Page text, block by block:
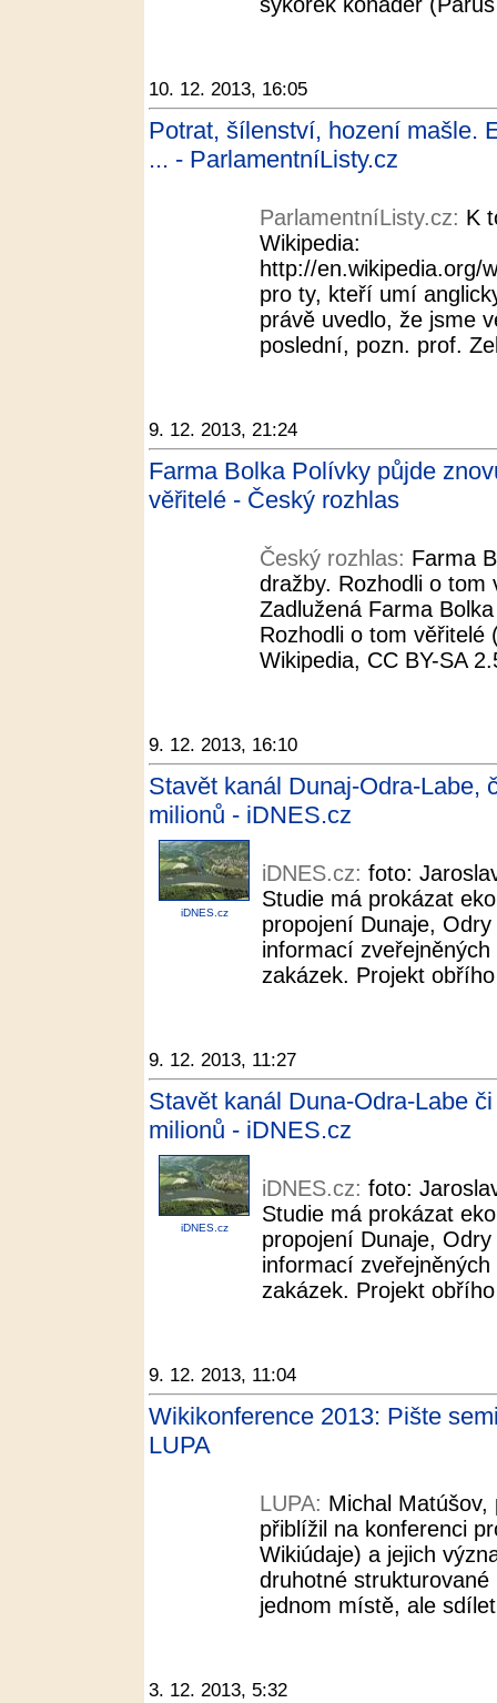
10. 12. 2013, 16:05
Potrat, šílenství, hození mašle.
... - ParlamentníListy.cz
ParlamentníListy.cz: K
Wikipedia:
http://en.wikipedia.org/
pro ty, kteří umí
právě uvedlo, že jsme
poslední, pozn. prof.
9. 12. 2013, 21:24
Farma Bolka Polívky půjde
věřitelé - Český rozhlas
Český rozhlas: Farma
dražby. Rozhodli o tom
Zadlužená Farma
Rozhodli o tom
Wikipedia, CC BY-SA
9. 12. 2013, 16:10
Stavět kanál Dunaj-Odra-Labe,
milionů - iDNES.cz
iDNES.cz
iDNES.cz: foto:
Studie má prokázat
propojení Dunaje,
informací
zakázek. Projekt
9. 12. 2013, 11:27
Stavět kanál Duna-Odra-Labe
milionů - iDNES.cz
iDNES.cz
iDNES.cz: foto:
Studie má prokázat
propojení Dunaje,
informací
zakázek. Projekt
9. 12. 2013, 11:04
Wikikonference 2013: Pište
LUPA
LUPA: Michal Matúšov,
přiblížil na konferenci
Wikiúdaje) a jejich
druhotné
jednom místě, ale
3. 12. 2013, 5:32